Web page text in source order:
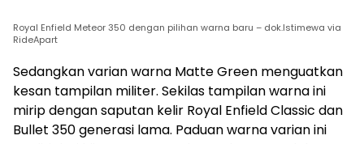
Royal Enfield Meteor 350 dengan pilihan warna baru – dok.Istimewa via
RideApart
Sedangkan varian warna Matte Green menguatkan
kesan tampilan militer. Sekilas tampilan warna ini
mirip dengan saputan kelir Royal Enfield Classic dan
Bullet 350 generasi lama. Paduan warna varian ini